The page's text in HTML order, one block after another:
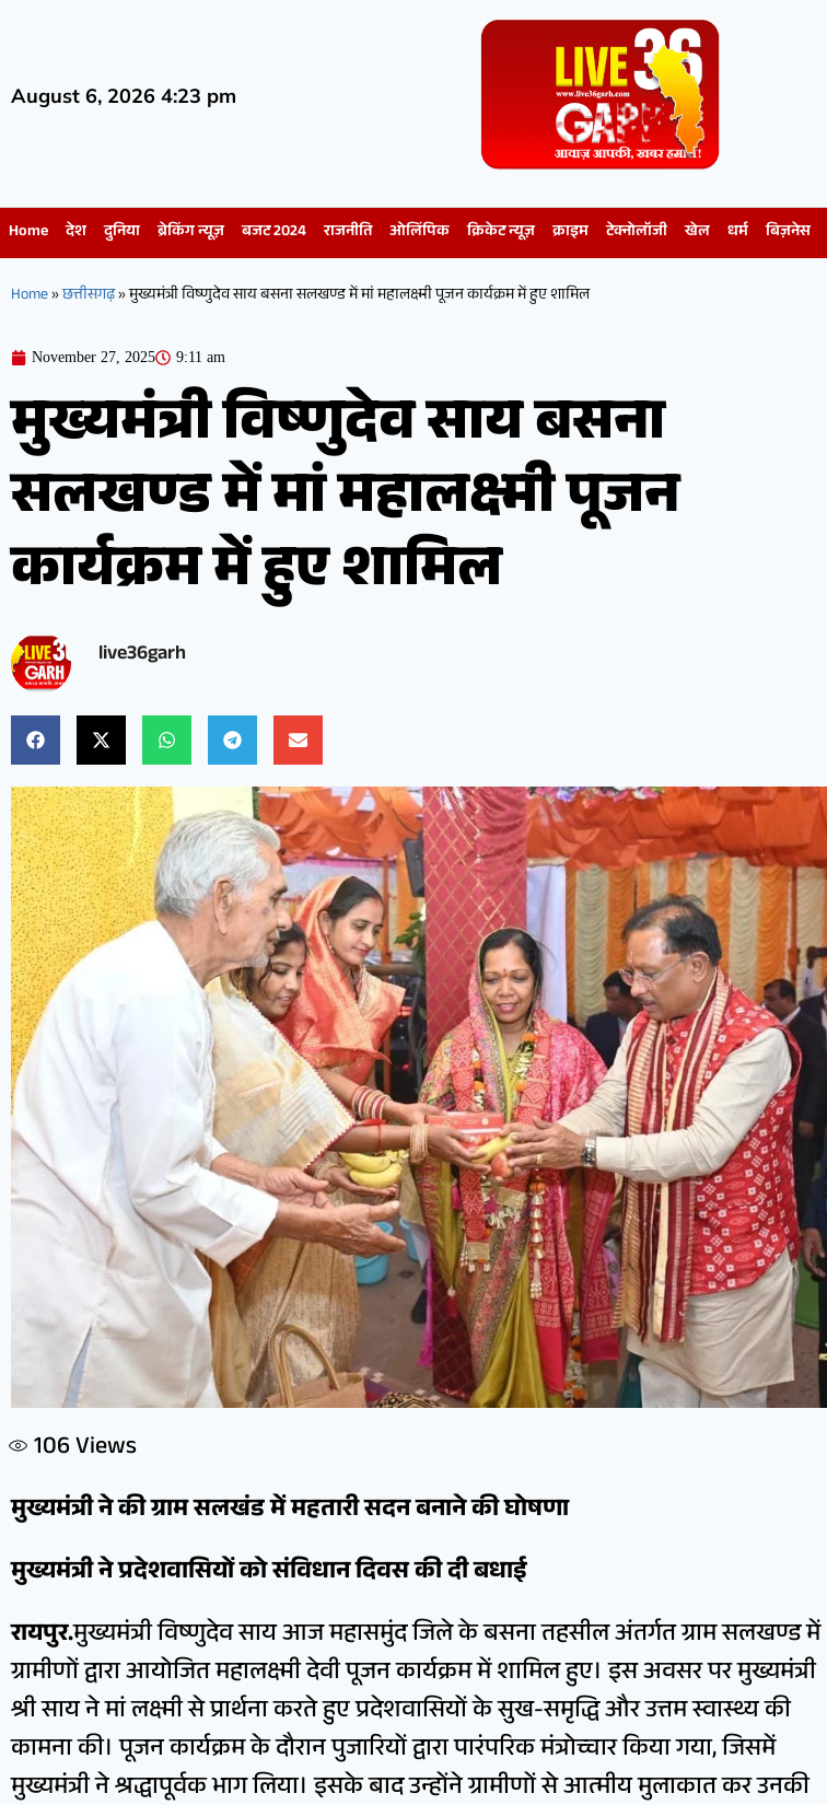
August 6, 2026 4:23 pm
Home देश दुनिया ब्रेकिंग न्यूज़ बजट 2024 राजनीति ओलिंपिक क्रिकेट न्यूज़ क्राइम टेक्नोलॉजी खेल धर्म बिज़नेस
Home»छत्तीसगढ़»मुख्यमंत्री विष्णुदेव साय बसना सलखण्ड में मां महालक्ष्मी पूजन कार्यक्रम में हुए शामिल
November 27, 2025 9:11 am
मुख्यमंत्री विष्णुदेव साय बसना
सलखण्ड में मां महालक्ष्मी पूजन
कार्यक्रम में हुए शामिल
live36garh
106Views
मुख्यमंत्री ने की ग्राम सलखंड में महतारी सदन बनाने की घोषणा
मुख्यमंत्री ने प्रदेशवासियों को संविधान दिवस की दी बधाई
रायपुर.मुख्यमंत्री विष्णुदेव साय आज महासमुंद जिले के बसना तहसील अंतर्गत ग्राम सलखण्ड में
ग्रामीणों द्वारा आयोजित महालक्ष्मी देवी पूजन कार्यक्रम में शामिल हुए। इस अवसर पर मुख्यमंत्री
श्री साय ने मां लक्ष्मी से प्रार्थना करते हुए प्रदेशवासियों के सुख-समृद्धि और उत्तम स्वास्थ्य की
कामना की। पूजन कार्यक्रम के दौरान पुजारियों द्वारा पारंपरिक मंत्रोच्चार किया गया, जिसमें
मुख्यमंत्री ने श्रद्धापूर्वक भाग लिया। इसके बाद उन्होंने ग्रामीणों से आत्मीय मुलाकात कर उनकी